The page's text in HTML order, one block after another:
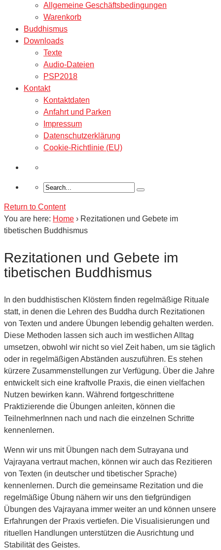
Allgemeine Geschäftsbedingungen
Warenkorb
Buddhismus
Downloads
Texte
Audio-Dateien
PSP2018
Kontakt
Kontaktdaten
Anfahrt und Parken
Impressum
Datenschutzerklärung
Cookie-Richtlinie (EU)
Return to Content
You are here: Home › Rezitationen und Gebete im
tibetischen Buddhismus
Rezitationen und Gebete im
tibetischen Buddhismus
In den buddhistischen Klöstern finden regelmäßige Rituale
statt, in denen die Lehren des Buddha durch Rezitationen
von Texten und andere Übungen lebendig gehalten werden.
Diese Methoden lassen sich auch im westlichen Alltag
umsetzen, obwohl wir nicht so viel Zeit haben, um sie täglich
oder in regelmäßigen Abständen auszuführen. Es stehen
kürzere Zusammenstellungen zur Verfügung. Über die Jahre
entwickelt sich eine kraftvolle Praxis, die einen vielfachen
Nutzen bewirken kann. Während fortgeschrittene
Praktizierende die Übungen anleiten, können die
TeilnehmerInnen nach und nach die einzelnen Schritte
kennenlernen.
Wenn wir uns mit Übungen nach dem Sutrayana und
Vajrayana vertraut machen, können wir auch das Rezitieren
von Texten (in deutscher und tibetischer Sprache)
kennenlernen. Durch die gemeinsame Rezitation und die
regelmäßige Übung nähern wir uns den tiefgründigen
Übungen des Vajrayana immer weiter an und können unsere
Erfahrungen der Praxis vertiefen. Die Visualisierungen und
rituellen Handlungen unterstützen die Ausrichtung und
Stabilität des Geistes.